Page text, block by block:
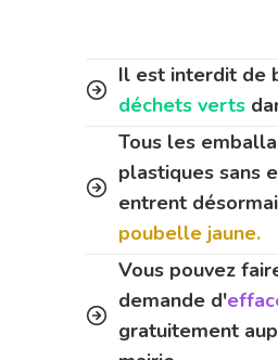
Il est interdit de
déchets verts
Tous les
plastiques sans
entrent
poubelle jaune.
Vous pouvez
demande d'
gratuitement